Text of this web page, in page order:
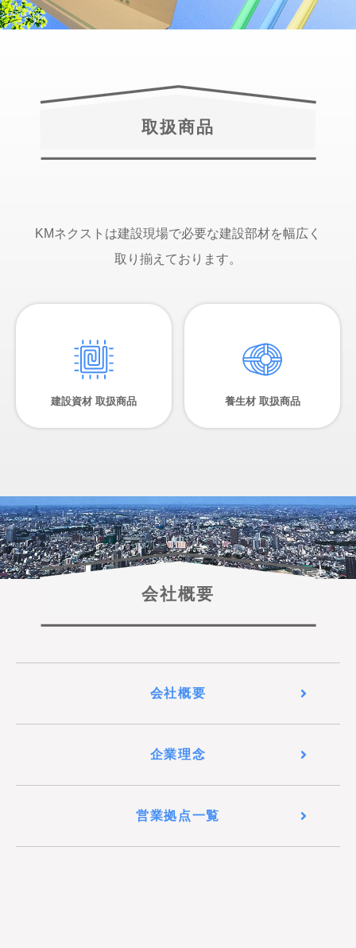
取扱商品
KMネクストは建設現場で必要な建設部材を幅広く
取り揃えております。
建設資材 取扱商品 養生材 取扱商品
会社概要
会社概要
企業理念
営業拠点一覧